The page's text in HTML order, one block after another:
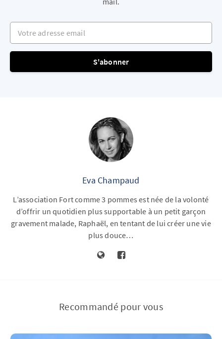
Votre adresse email
S'abonner
Eva Champaud
L’association Fort comme 3 pommes est née de la volonté
d’offrir un quotidien plus supportable à un petit garçon
gravement malade, Raphaël, en tentant de lui créer une vie
plus douce…
Recommandé pour vous